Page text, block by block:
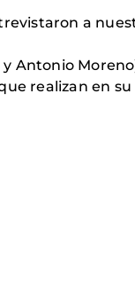
a
Antonio
realizan en